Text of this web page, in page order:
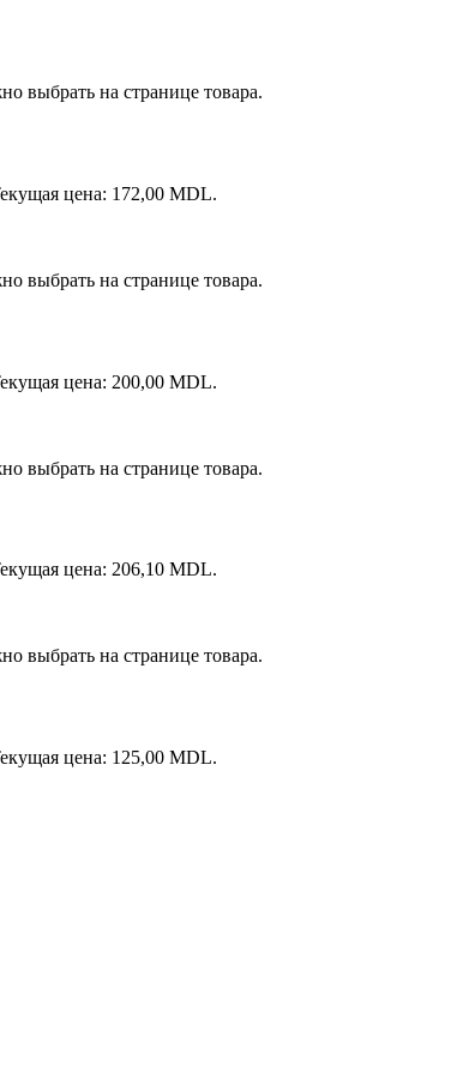
выбрать на странице товара.
цена: 172,00 MDL.
выбрать на странице товара.
цена: 200,00 MDL.
выбрать на странице товара.
цена: 206,10 MDL.
выбрать на странице товара.
цена: 125,00 MDL.